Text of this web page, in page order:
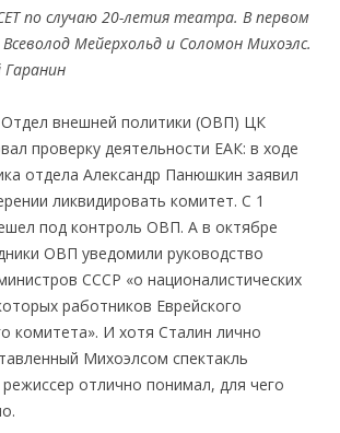
по случаю 20-летия театра. В первом
Мейерхольд и Соломон Михоэлс.
внешней политики (ОВП) ЦК
проверку деятельности ЕАК: в ходе
отдела Александр Панюшкин заявил
ликвидировать комитет. С 1
под контроль ОВП. А в октябре
ОВП уведомили руководство
СССР «о националистических
работников Еврейского
комитета». И хотя Сталин лично
Михоэлсом спектакль
отлично понимал, для чего